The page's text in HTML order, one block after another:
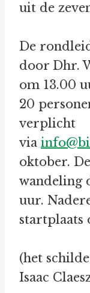
uit de
De
door Dhr.
om 13.00
20
verplicht
via
oktober.
wandeling
uur.
startplaats
(het
Isaac